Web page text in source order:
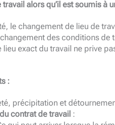
alors qu’il est soumis à
le changement de lieu de
des conditions de
exact du travail ne prive
:
précipitation et
contrat de travail :